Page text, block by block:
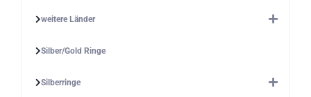
weitere Länder
Silber/Gold Ringe
Silberringe